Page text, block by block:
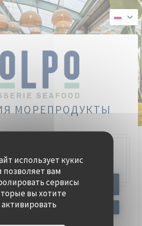
использует кукис
позволяет вам
сервисы
вы хотите
активировать
в новом окне))в новом окне))
МОРЕПРОДУКТЫ
Pasqua,92300 Levallois-Perret
СТОЛИК